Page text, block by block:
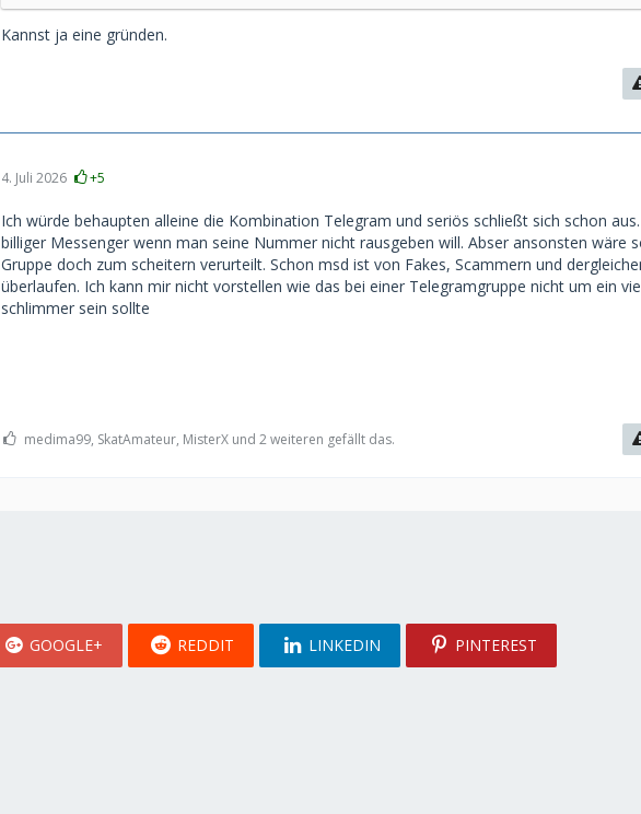
Kannst ja eine gründen.
4. Juli 2026 +5
Ich würde behaupten alleine die Kombination Telegram und seriös schließt sich schon
billiger Messenger wenn man seine Nummer nicht rausgeben will. Abser ansonsten wäre
Gruppe doch zum scheitern verurteilt. Schon msd ist von Fakes, Scammern und
überlaufen. Ich kann mir nicht vorstellen wie das bei einer Telegramgruppe nicht um ein
schlimmer sein sollte
medima99, SkatAmateur, MisterX und 2 weiteren gefällt das.
GOOGLE+ REDDIT LINKEDIN PINTEREST